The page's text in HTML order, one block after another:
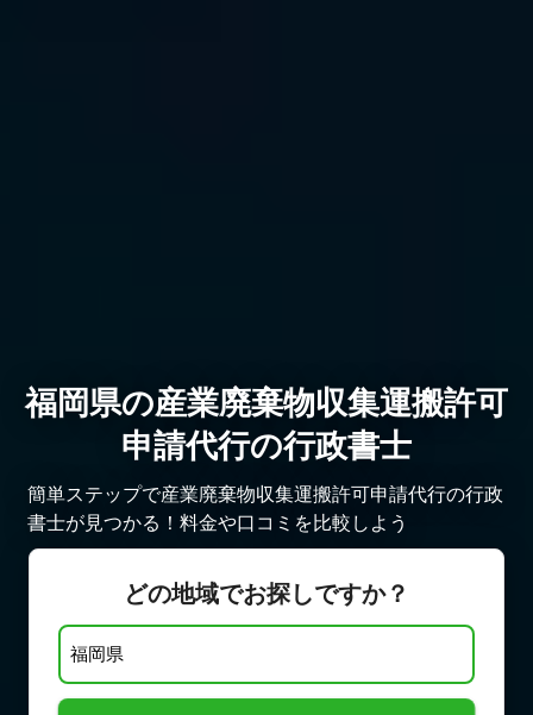
福岡県の産業廃棄物収集運搬許可
申請代行の行政書士
簡単ステップで産業廃棄物収集運搬許可申請代行の行政
書士が見つかる！料金や口コミを比較しよう
どの地域でお探しですか？